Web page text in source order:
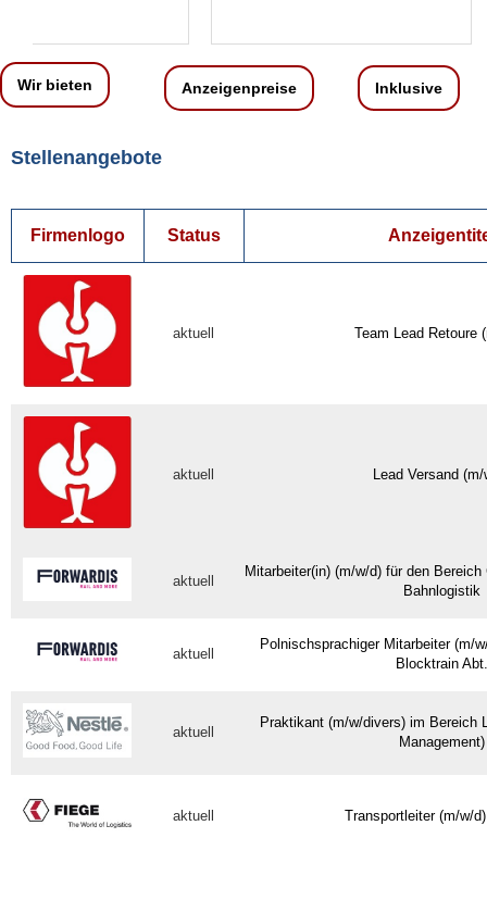
Wir bieten Anzeigenpreise Inklusive
Stellenangebote
Firmenlogo Status
aktuell Team Lead Retoure
aktuell Lead Versand
aktuell
Mitarbeiter(in) (m/w/d) für den
Bahnlogistik
aktuell
Polnischsprachiger Mitarbeiter (m/
Blocktrain Abt.
aktuell
Praktikant (m/w/divers) im Bereich
Management)
aktuell Transportleiter (m/w/